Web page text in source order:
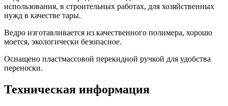
использования, в строительных работах, для хозяйственных
нужд в качестве тары.
Ведро изготавливается из качественного полимера, хорошо
моется, экологически безопасное.
Оснащено пластмассовой перекидной ручкой для удобства
переноски.
Техническая информация